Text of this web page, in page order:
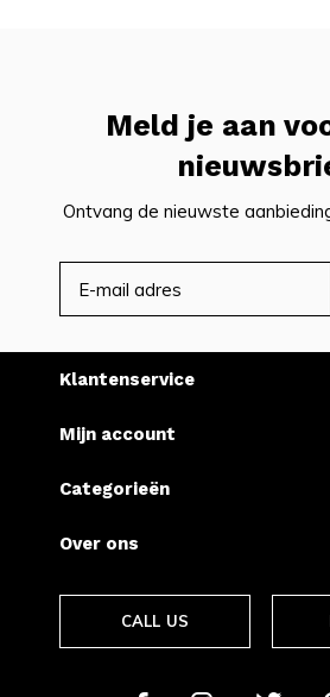
Meld je aan
Ontvang de nieuwste
Klantenservice
Mijn account
Categorieën
Over ons
CALL US